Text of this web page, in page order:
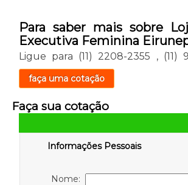
Para saber mais sobre
Executiva Feminina
Ligue para (11) 2208-2355 , (11)
faça uma cotação
Faça sua cotação
Informações Pessoais
Nome: